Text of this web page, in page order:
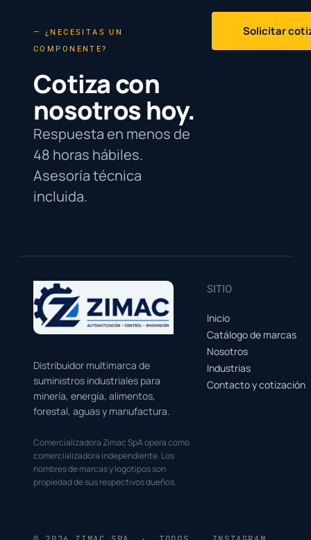
— ¿NECESITAS UN
COMPONENTE?
Cotiza con
nosotros hoy.
Respuesta en menos de
48 horas hábiles.
Asesoría técnica
incluida.
Solicitar
Distribuidor multimarca de
suministros industriales para
minería, energía, alimentos,
forestal, aguas y manufactura.
Comercializadora Zimac SpA opera como
comercializadora independiente. Los
nombres de marcas y logotipos son
propiedad de sus respectivos dueños.
SITIO
Inicio
Catálogo de marcas
Nosotros
Industrias
Contacto y cotización